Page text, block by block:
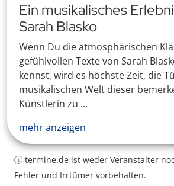
Ein musikalisches
Sarah Blasko
Wenn Du die atmosphärischen
gefühlvollen Texte von Sarah
kennst, wird es höchste Zeit, die
musikalischen Welt dieser
Künstlerin zu ...
mehr anzeigen
termine.de ist weder Veranstalter
Fehler und Irrtümer vorbehalten.